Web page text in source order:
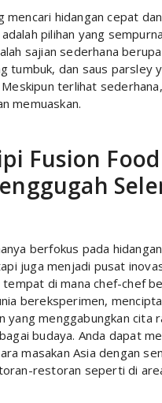
mencari hidangan cepat
adalah pilihan yang
sajian sederhana
tumbuk, dan saus parsley
terlihat
memuaskan.
Fusion Food
berfokus pada hidangan
juga menjadi pusat
tempat di mana chef-chef
bereksperimen,
yang menggabungkan cita
budaya. Anda dapat
masakan Asia dengan
restoran seperti di